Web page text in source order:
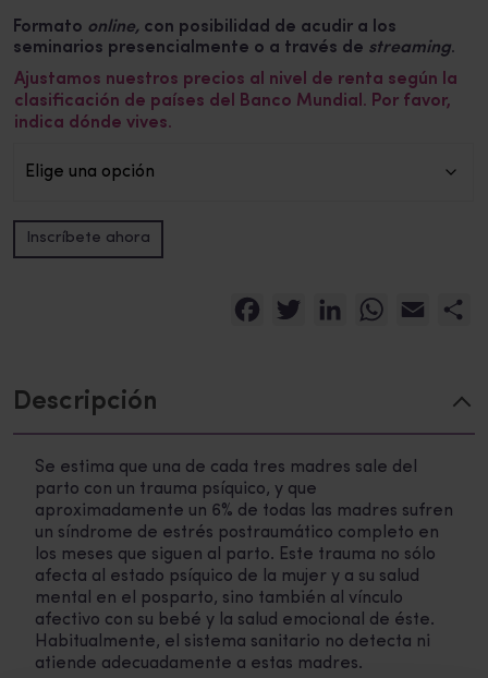
Formato online, con posibilidad de acudir a los
seminarios presencialmente o a través de streaming.
Ajustamos nuestros precios al nivel de renta según la
clasificación de países del Banco Mundial. Por favor,
indica dónde vives.
Seminario
Inscríbete ahora
FacebookTwitterLinkedInWhatsApp
Email
Descripción
Se estima que una de cada tres madres sale del
parto con un trauma psíquico, y que
aproximadamente un 6% de todas las madres sufren
un síndrome de estrés postraumático completo en
los meses que siguen al parto. Este trauma no sólo
afecta al estado psíquico de la mujer y a su salud
mental en el posparto, sino también al vínculo
afectivo con su bebé y la salud emocional de éste.
Habitualmente, el sistema sanitario no detecta ni
atiende adecuadamente a estas madres.